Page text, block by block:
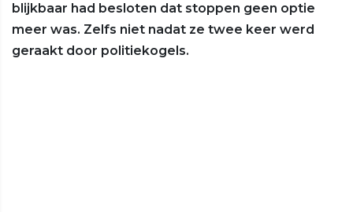
blijkbaar had besloten dat stoppen geen optie
meer was. Zelfs niet nadat ze twee keer werd
geraakt door politiekogels.